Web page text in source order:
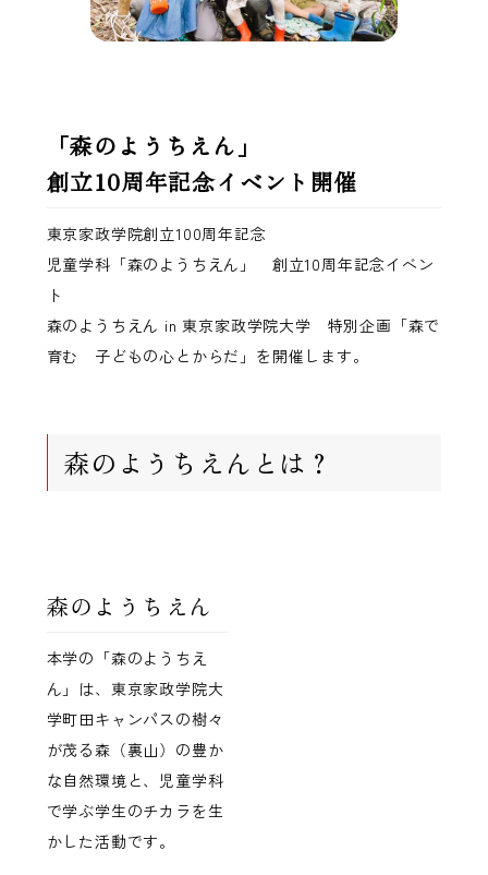
「森のようちえん」
創立10周年記念イベント開催
東京家政学院創立100周年記念
児童学科「森のようちえん」 創立10周年記念イベン
ト
森のようちえん in 東京家政学院大学 特別企画「森で
育む 子どもの心とからだ」を開催します。
森のようちえんとは？
森のようちえん
本学の「森のようちえ
ん」は、東京家政学院大
学町田キャンパスの樹々
が茂る森（裏山）の豊か
な自然環境と、児童学科
で学ぶ学生のチカラを生
かした活動です。